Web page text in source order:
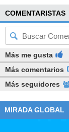
COMENTARISTAS
Más me gusta
Más comentarios
Más seguidores
MIRADA GLOBAL